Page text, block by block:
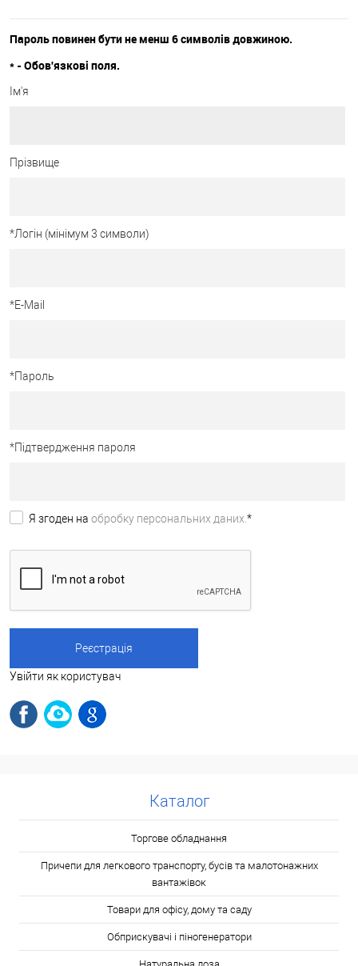
Пароль повинен бути не менш 6 символів довжиною.
* - Обов'язкові поля.
Ім'я
Прізвище
*Логін (мінімум 3 символи)
*E-Mail
*Пароль
*Підтвердження пароля
Я згоден на обробку персональних даних. *
Увійти як користувач
Каталог
Торгове обладнання
Причепи для легкового транспорту, бусів та малотонажних
вантажівок
Товари для офісу, дому та саду
Обприскувачі і піногенератори